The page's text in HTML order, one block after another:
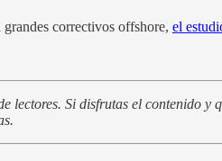
grandes correctivos offshore, el
lectores. Si disfrutas el contenido y